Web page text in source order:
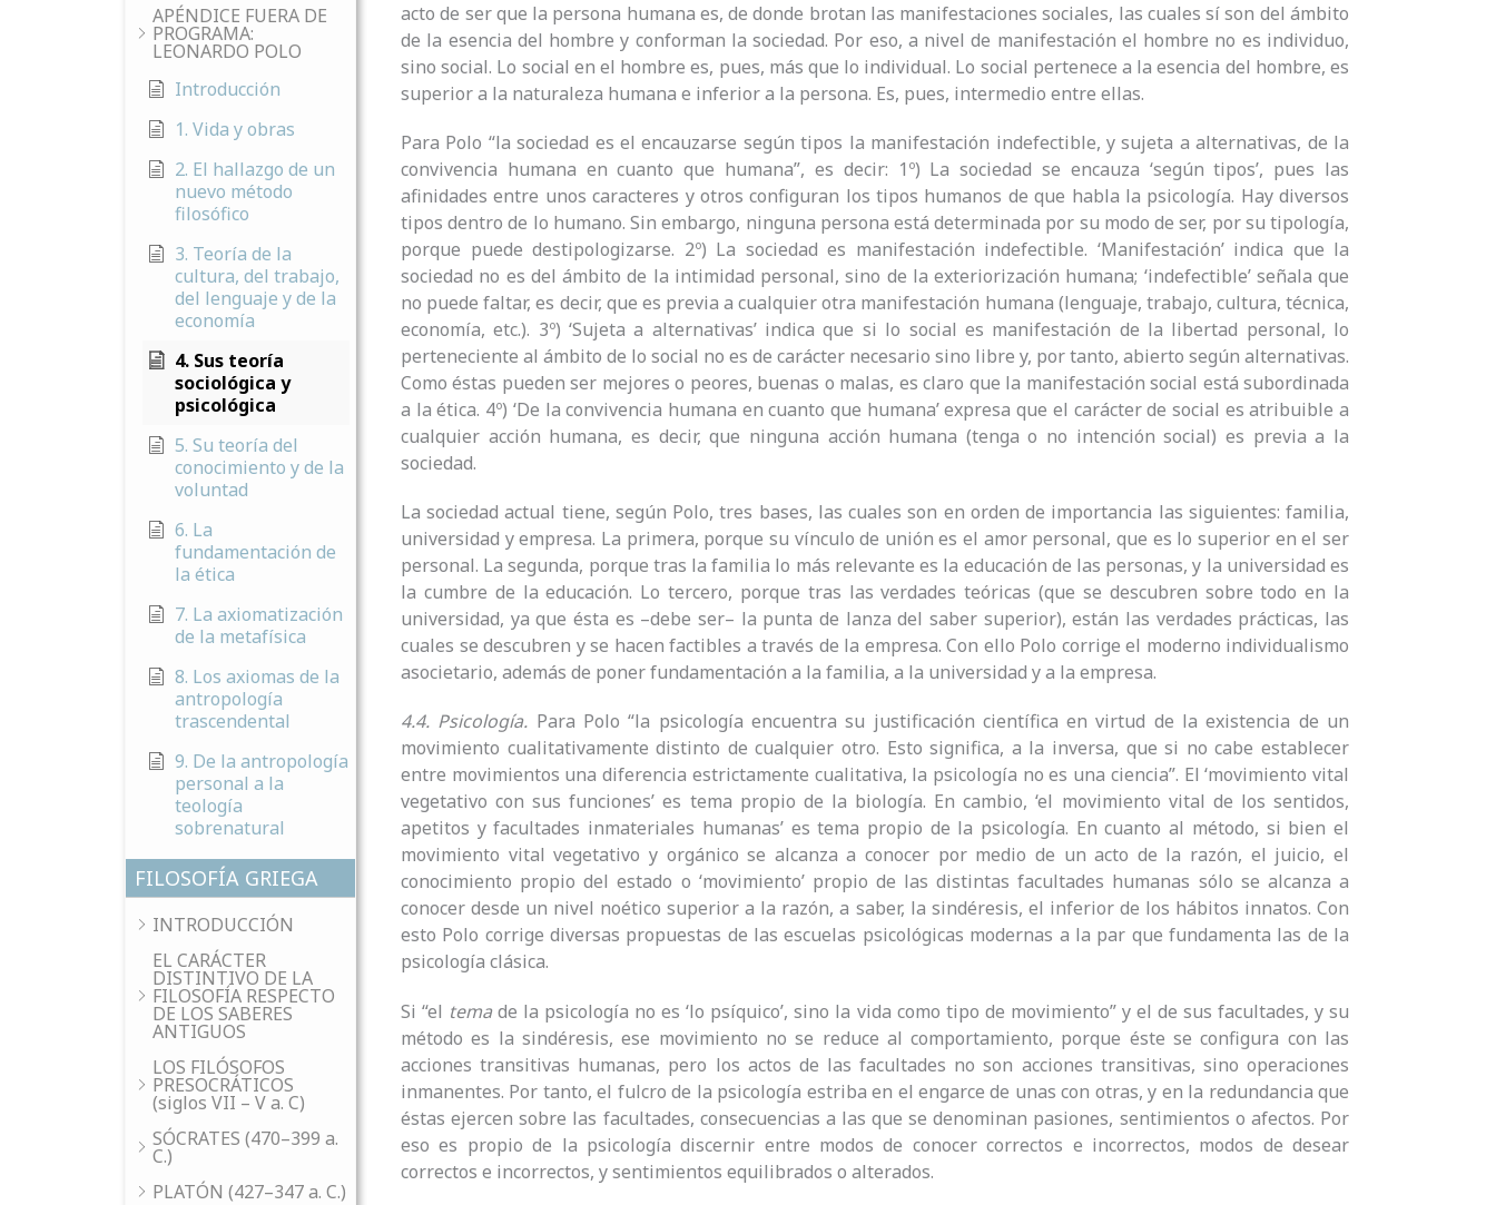
APÉNDICE FUERA DE
PROGRAMA:
LEONARDO POLO
Introducción
1. Vida y obras
2. El hallazgo de un
nuevo método
filosófico
3. Teoría de la
cultura, del trabajo,
del lenguaje y de la
economía
4. Sus teoría
sociológica y
psicológica
5. Su teoría del
conocimiento y de la
voluntad
6. La
fundamentación de
la ética
7. La axiomatización
de la metafísica
8. Los axiomas de la
antropología
trascendental
9. De la antropología
personal a la
teología
sobrenatural
FILOSOFÍA GRIEGA
INTRODUCCIÓN
EL CARÁCTER
DISTINTIVO DE LA
FILOSOFÍA RESPECTO
DE LOS SABERES
ANTIGUOS
LOS FILÓSOFOS
PRESOCRÁTICOS
(siglos VII – V a. C)
SÓCRATES (470–399 a.
C.)
PLATÓN (427–347 a. C.)
acto de ser que la persona humana es, de donde brotan las manifestaciones sociales, las cuales sí son del ámbito
de la esencia del hombre y conforman la sociedad. Por eso, a nivel de manifestación el hombre no es individuo,
sino social. Lo social en el hombre es, pues, más que lo individual. Lo social pertenece a la esencia del hombre, es
superior a la naturaleza humana e inferior a la persona. Es, pues, intermedio entre ellas.
Para Polo “la sociedad es el encauzarse según tipos la manifestación indefectible, y sujeta a alternativas, de la
convivencia humana en cuanto que humana”, es decir: 1º) La sociedad se encauza ‘según tipos’, pues las
afinidades entre unos caracteres y otros configuran los tipos humanos de que habla la psicología. Hay diversos
tipos dentro de lo humano. Sin embargo, ninguna persona está determinada por su modo de ser, por su tipología,
porque puede destipologizarse. 2º) La sociedad es manifestación indefectible. ‘Manifestación’ indica que la
sociedad no es del ámbito de la intimidad personal, sino de la exteriorización humana; ‘indefectible’ señala que
no puede faltar, es decir, que es previa a cualquier otra manifestación humana (lenguaje, trabajo, cultura, técnica,
economía, etc.). 3º) ‘Sujeta a alternativas’ indica que si lo social es manifestación de la libertad personal, lo
perteneciente al ámbito de lo social no es de carácter necesario sino libre y, por tanto, abierto según alternativas.
Como éstas pueden ser mejores o peores, buenas o malas, es claro que la manifestación social está subordinada
a la ética. 4º) ‘De la convivencia humana en cuanto que humana’ expresa que el carácter de social es atribuible a
cualquier acción humana, es decir, que ninguna acción humana (tenga o no intención social) es previa a la
sociedad.
La sociedad actual tiene, según Polo, tres bases, las cuales son en orden de importancia las siguientes: familia,
universidad y empresa. La primera, porque su vínculo de unión es el amor personal, que es lo superior en el ser
personal. La segunda, porque tras la familia lo más relevante es la educación de las personas, y la universidad es
la cumbre de la educación. Lo tercero, porque tras las verdades teóricas (que se descubren sobre todo en la
universidad, ya que ésta es –debe ser– la punta de lanza del saber superior), están las verdades prácticas, las
cuales se descubren y se hacen factibles a través de la empresa. Con ello Polo corrige el moderno individualismo
asocietario, además de poner fundamentación a la familia, a la universidad y a la empresa.
4.4. Psicología. Para Polo “la psicología encuentra su justificación científica en virtud de la existencia de un
movimiento cualitativamente distinto de cualquier otro. Esto significa, a la inversa, que si no cabe establecer
entre movimientos una diferencia estrictamente cualitativa, la psicología no es una ciencia”. El ‘movimiento vital
vegetativo con sus funciones’ es tema propio de la biología. En cambio, ‘el movimiento vital de los sentidos,
apetitos y facultades inmateriales humanas’ es tema propio de la psicología. En cuanto al método, si bien el
movimiento vital vegetativo y orgánico se alcanza a conocer por medio de un acto de la razón, el juicio, el
conocimiento propio del estado o ‘movimiento’ propio de las distintas facultades humanas sólo se alcanza a
conocer desde un nivel noético superior a la razón, a saber, la sindéresis, el inferior de los hábitos innatos. Con
esto Polo corrige diversas propuestas de las escuelas psicológicas modernas a la par que fundamenta las de la
psicología clásica.
Si “el temade la psicología no es ‘lo psíquico’, sino la vida como tipo de movimiento” y el de sus facultades, y su
método es la sindéresis, ese movimiento no se reduce al comportamiento, porque éste se configura con las
acciones transitivas humanas, pero los actos de las facultades no son acciones transitivas, sino operaciones
inmanentes. Por tanto, el fulcro de la psicología estriba en el engarce de unas con otras, y en la redundancia que
éstas ejercen sobre las facultades, consecuencias a las que se denominan pasiones, sentimientos o afectos. Por
eso es propio de la psicología discernir entre modos de conocer correctos e incorrectos, modos de desear
correctos e incorrectos, y sentimientos equilibrados o alterados.